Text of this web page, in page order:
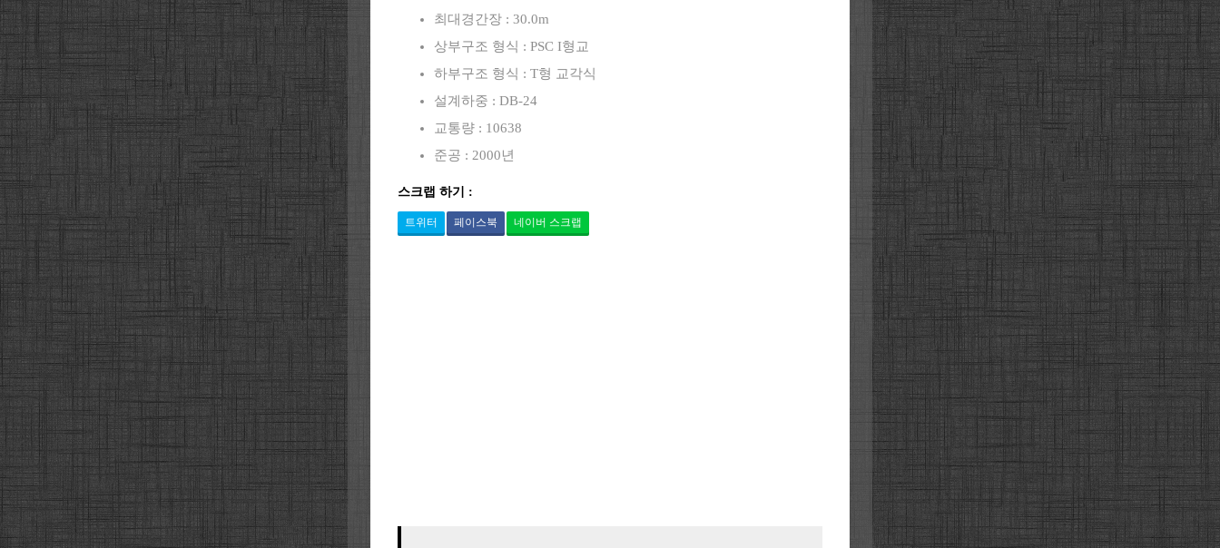
최대경간장 : 30.0m
상부구조 형식 : PSC I형교
하부구조 형식 : T형 교각식
설계하중 : DB-24
교통량 : 10638
준공 : 2000년
스크랩 하기 :
트위터 페이스북 네이버 스크랩